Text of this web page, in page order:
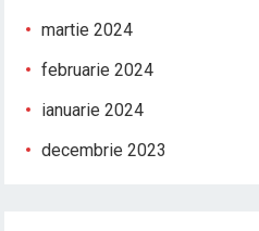
martie 2024
februarie 2024
ianuarie 2024
decembrie 2023